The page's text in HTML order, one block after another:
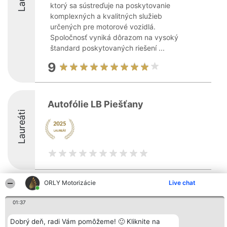
ORLY Motorizácie Live chat
01:37
Dobrý deň, radi Vám pomôžeme! 🙂 Kliknite na
ktorý sa sústreďuje na poskytovanie
komplexných a kvalitných služieb
určených pre motorové vozidlá.
Spoločnosť vyniká dôrazom na vysoký
štandard poskytovaných riešení ...
9
Laureáti
Autofólie LB Piešťany
Organizátor hodnotenia
Bright Side Solutions sp. z o.
o. sp. k.
Wrocław 50-079
Laureáti
Laureatów
Kontakt